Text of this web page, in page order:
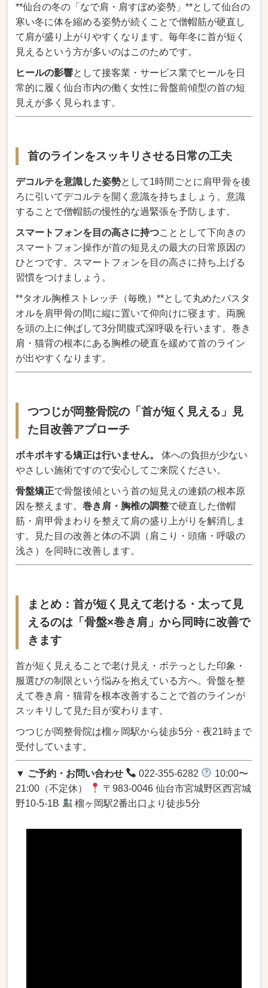
**仙台の冬の「なで肩・肩すぼめ姿勢」**として仙台の
寒い冬に体を縮める姿勢が続くことで僧帽筋が硬直し
て肩が盛り上がりやすくなります。毎年冬に首が短く
見えるという方が多いのはこのためです。
ヒールの影響として接客業・サービス業でヒールを日
常的に履く仙台市内の働く女性に骨盤前傾型の首の短
見えが多く見られます。
首のラインをスッキリさせる日常の工夫
デコルテを意識した姿勢として1時間ごとに肩甲骨を後
ろに引いてデコルテを開く意識を持ちましょう。意識
することで僧帽筋の慢性的な過緊張を予防します。
スマートフォンを目の高さに持つこととして下向きの
スマートフォン操作が首の短見えの最大の日常原因の
ひとつです。スマートフォンを目の高さに持ち上げる
習慣をつけましょう。
**タオル胸椎ストレッチ（毎晩）**として丸めたバスタ
オルを肩甲骨の間に縦に置いて仰向けに寝ます。両腕
を頭の上に伸ばして3分間腹式深呼吸を行います。巻き
肩・猫背の根本にある胸椎の硬直を緩めて首のライン
が出やすくなります。
つつじが岡整骨院の「首が短く見える」見
た目改善アプローチ
ボキボキする矯正は行いません。
体への負担が少ない
やさしい施術ですので安心してご来院ください。
骨盤矯正で骨盤後傾という首の短見えの連鎖の根本原
因を整えます。巻き肩・胸椎の調整で硬直した僧帽
筋・肩甲骨まわりを整えて肩の盛り上がりを解消しま
す。見た目の改善と体の不調（肩こり・頭痛・呼吸の
浅さ）を同時に改善します。
まとめ：首が短く見えて老ける・太って見
えるのは「骨盤×巻き肩」から同時に改善で
きます
首が短く見えることで老け見え・ボテっとした印象・
服選びの制限という悩みを抱えている方へ。骨盤を整
えて巻き肩・猫背を根本改善することで首のラインが
スッキリして見た目が変わります。
つつじが岡整骨院は榴ヶ岡駅から徒歩5分・夜21時まで
受付しています。
▼ ご予約・お問い合わせ 022-355-6282
10:00〜
21:00（不定休）
〒983-0046 仙台市宮城野区西宮城
野10-5-1B
榴ヶ岡駅2番出口より徒歩5分